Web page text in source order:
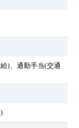
)、通勤手当(交通